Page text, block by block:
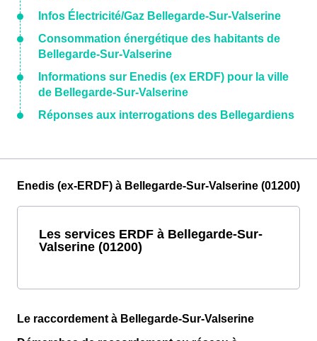
Infos Électricité/Gaz Bellegarde-Sur-Valserine
Consommation énergétique des habitants de
Bellegarde-Sur-Valserine
Informations sur Enedis (ex ERDF) pour la ville
de Bellegarde-Sur-Valserine
Réponses aux interrogations des Bellegardiens
Enedis (ex-ERDF) à Bellegarde-Sur-Valserine (01200)
Les services ERDF à Bellegarde-Sur-
Valserine (01200)
Le raccordement à Bellegarde-Sur-Valserine